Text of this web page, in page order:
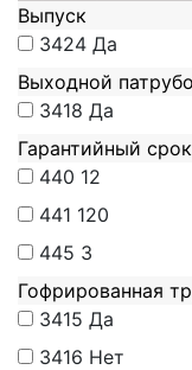
Выпуск
3424 Да
Выходной
3418 Да
Гарантийный срок
440 12
441 120
445 3
Гофрированная
3415 Да
3416 Нет